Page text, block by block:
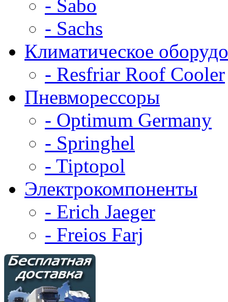
- Sabo
- Sachs
Климатическое
- Resfriar Roof Cooler
Пневморессоры
- Optimum Germany
- Springhel
- Tiptopol
Электрокомпоненты
- Erich Jaeger
- Freios Farj